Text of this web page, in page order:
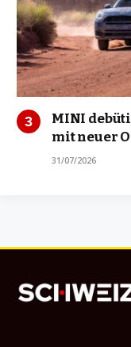
MINI
mit neuer
31/07/2026